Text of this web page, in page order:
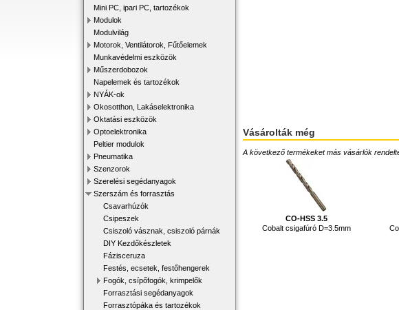
Mini PC, ipari PC, tartozékok
Modulok
Modulvilág
Motorok, Ventilátorok, Fűtőelemek
Munkavédelmi eszközök
Műszerdobozok
Napelemek és tartozékok
NYÁK-ok
Okosotthon, Lakáselektronika
Oktatási eszközök
Optoelektronika
Peltier modulok
Pneumatika
Szenzorok
Szerelési segédanyagok
Szerszám és forrasztás
Csavarhúzók
Csipeszek
Csiszoló vásznak, csiszoló párnák
DIY Kezdőkészletek
Fázisceruza
Festés, ecsetek, festőhengerek
Fogók, csípőfogók, krimpelők
Forrasztási segédanyagok
Forrasztópáka és tartozékok
Vásárolták még
A következő termékeket más vásárlók
CO-HSS 3.5
Cobalt csigafúró D=3.5mm